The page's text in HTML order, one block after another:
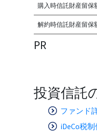
購入時信託財産留保
解約時信託財産留保
PR
投資信託
ファンド
iDeCo税